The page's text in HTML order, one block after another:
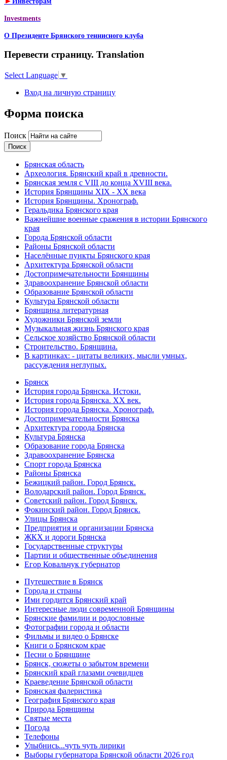
Investments
О Президенте Брянского теннисного клуба
Перевести страницу. Translation
Select Language ▼
Вход на личную страницу
Форма поиска
Поиск
Брянская область
Археология. Брянский край в древности.
Брянская земля с VIII до конца XVIII века.
История Брянщины XIX - XX века
История Брянщины. Хронограф.
Геральдика Брянского края
Важнейшие военные сражения в истории Брянского
края
Города Брянской области
Районы Брянской области
Населённые пункты Брянского края
Архитектура Брянской области
Достопримечательности Брянщины
Здравоохранение Брянской области
Образование Брянской области
Культура Брянской области
Брянщина литературная
Художники Брянской земли
Музыкальная жизнь Брянского края
Сельское хозяйство Брянской области
Строительство. Брянщина.
В картинках: - цитаты великих, мысли умных,
рассуждения неглупых.
Брянск
История города Брянска. Истоки.
История города Брянска. XX век.
История города Брянска. Хронограф.
Достопримечательности Брянска
Архитектура города Брянска
Культура Брянска
Образование города Брянска
Здравоохранение Брянска
Спорт города Брянска
Районы Брянска
Бежицкий район. Город Брянск.
Володарский район. Город Брянск.
Советский район. Город Брянск.
Фокинский район. Город Брянск.
Улицы Брянска
Предприятия и организации Брянска
ЖКХ и дороги Брянска
Государственные структуры
Партии и общественные объединения
Егор Ковальчук губернатор
Путешествие в Брянск
Города и страны
Ими гордится Брянский край
Интересные люди современной Брянщины
Брянские фамилии и родословные
Фотографии города и области
Фильмы и видео о Брянске
Книги о Брянском крае
Песни о Брянщине
Брянск, сюжеты о забытом времени
Брянский край глазами очевидцев
Краеведение Брянской области
Брянская фалеристика
География Брянского края
Природа Брянщины
Святые места
Погода
Телефоны
Улыбнись...чуть чуть лирики
Выборы губернатора Брянской области 2026 год